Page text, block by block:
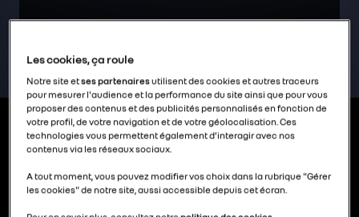
Retrouvez toutes les infos
relatives à l’Assemblée
Les cookies, ça roule
Notre site etses partenairesutilisent des cookies et autres traceurs
pour mesurer l'audience et la performance du site ainsi que pour vous
proposer des contenus et des publicités personnalisés en fonction de
votre profil, de votre navigation et de votre géolocalisation. Ces
technologies vous permettent également d’interagir avec nos
contenus via les réseaux sociaux.
A tout moment, vous pouvez modifier vos choix dans la rubrique "Gérer
les cookies" de notre site, aussi accessible depuis cet écran.